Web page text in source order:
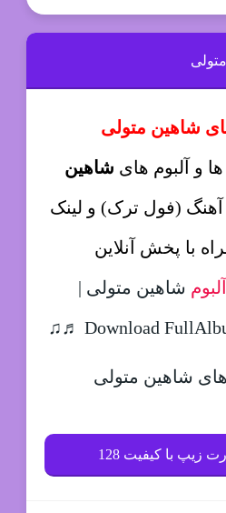
شاهین متولی
و آلبوم های شاهین
(فول ترک) و لینک
با پخش آنلاین
شاهین متولی |
Download
زیپ با کیفیت 128